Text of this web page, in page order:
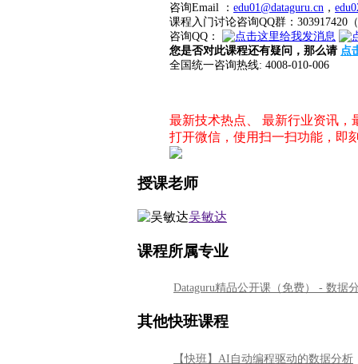
咨询Email ： edu01@dataguru.cn ，
课程入门讨论咨询QQ群：303917420
咨询QQ：
您是否对此课程还有疑问，那么请 点
全国统一咨询热线: 4008-010-006
最新技术热点、 最新行业资讯
打开微信，使用扫一扫功能，即
授课老师
吴敏达
课程所属专业
Dataguru精品公开课（免费） - 数据
其他快班课程
【快班】AI自动编程驱动的数据分析